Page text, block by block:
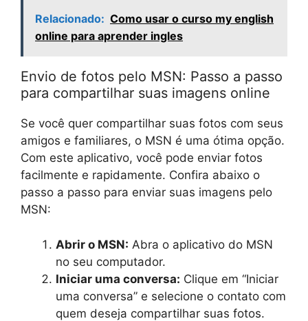
Relacionado: Como usar o curso my english
online para aprender ingles
Envio de fotos pelo MSN: Passo a passo
para compartilhar suas imagens online
Se você quer compartilhar suas fotos com seus
amigos e familiares, o MSN é uma ótima opção.
Com este aplicativo, você pode enviar fotos
facilmente e rapidamente. Confira abaixo o
passo a passo para enviar suas imagens pelo
MSN:
Abrir o MSN: Abra o aplicativo do MSN
no seu computador.
Iniciar uma conversa: Clique em “Iniciar
uma conversa” e selecione o contato com
quem deseja compartilhar suas fotos.